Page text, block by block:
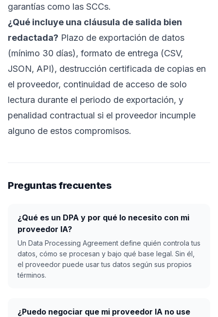
garantías como las SCCs.
¿Qué incluye una cláusula de salida bien
redactada? Plazo de exportación de datos
(mínimo 30 días), formato de entrega (CSV,
JSON, API), destrucción certificada de copias en
el proveedor, continuidad de acceso de solo
lectura durante el periodo de exportación, y
penalidad contractual si el proveedor incumple
alguno de estos compromisos.
Preguntas frecuentes
¿Qué es un DPA y por qué lo necesito con mi
proveedor IA?
Un Data Processing Agreement define quién controla tus
datos, cómo se procesan y bajo qué base legal. Sin él,
el proveedor puede usar tus datos según sus propios
términos.
¿Puedo negociar que mi proveedor IA no use